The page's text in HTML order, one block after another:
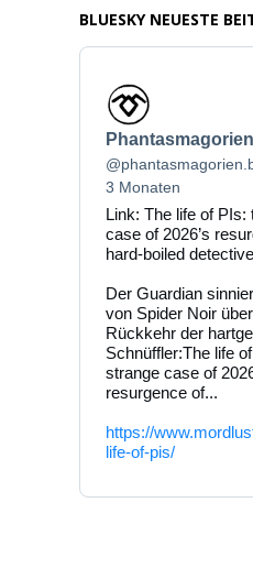
BLUESKY NEUESTE
Beitrag
von
Phantasmagorien
auf
Bluesky
ansehen
Phantasmagorien
3 Monaten
Link: The life of PIs:
case of 2026’s
hard-boiled
Der Guardian
von Spider Noir
Rückkehr der
Schnüffler:The life
strange case of
resurgence of...
https://
life-of-pis/